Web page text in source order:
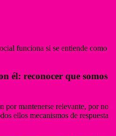
funciona si se entiende como
él: reconocer que somos
por mantenerse relevante, por no
ellos mecanismos de respuesta